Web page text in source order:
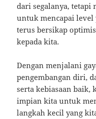
dari segalanya, tetapi
untuk mencapai
terus bersikap
kepada kita.
Dengan menjalani
pengembangan diri,
serta kebiasaan baik,
impian kita untuk
langkah kecil yang